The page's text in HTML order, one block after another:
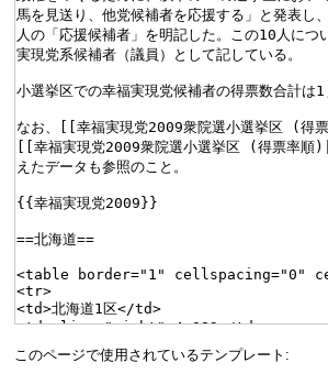
このページで使用されているテンプレート: